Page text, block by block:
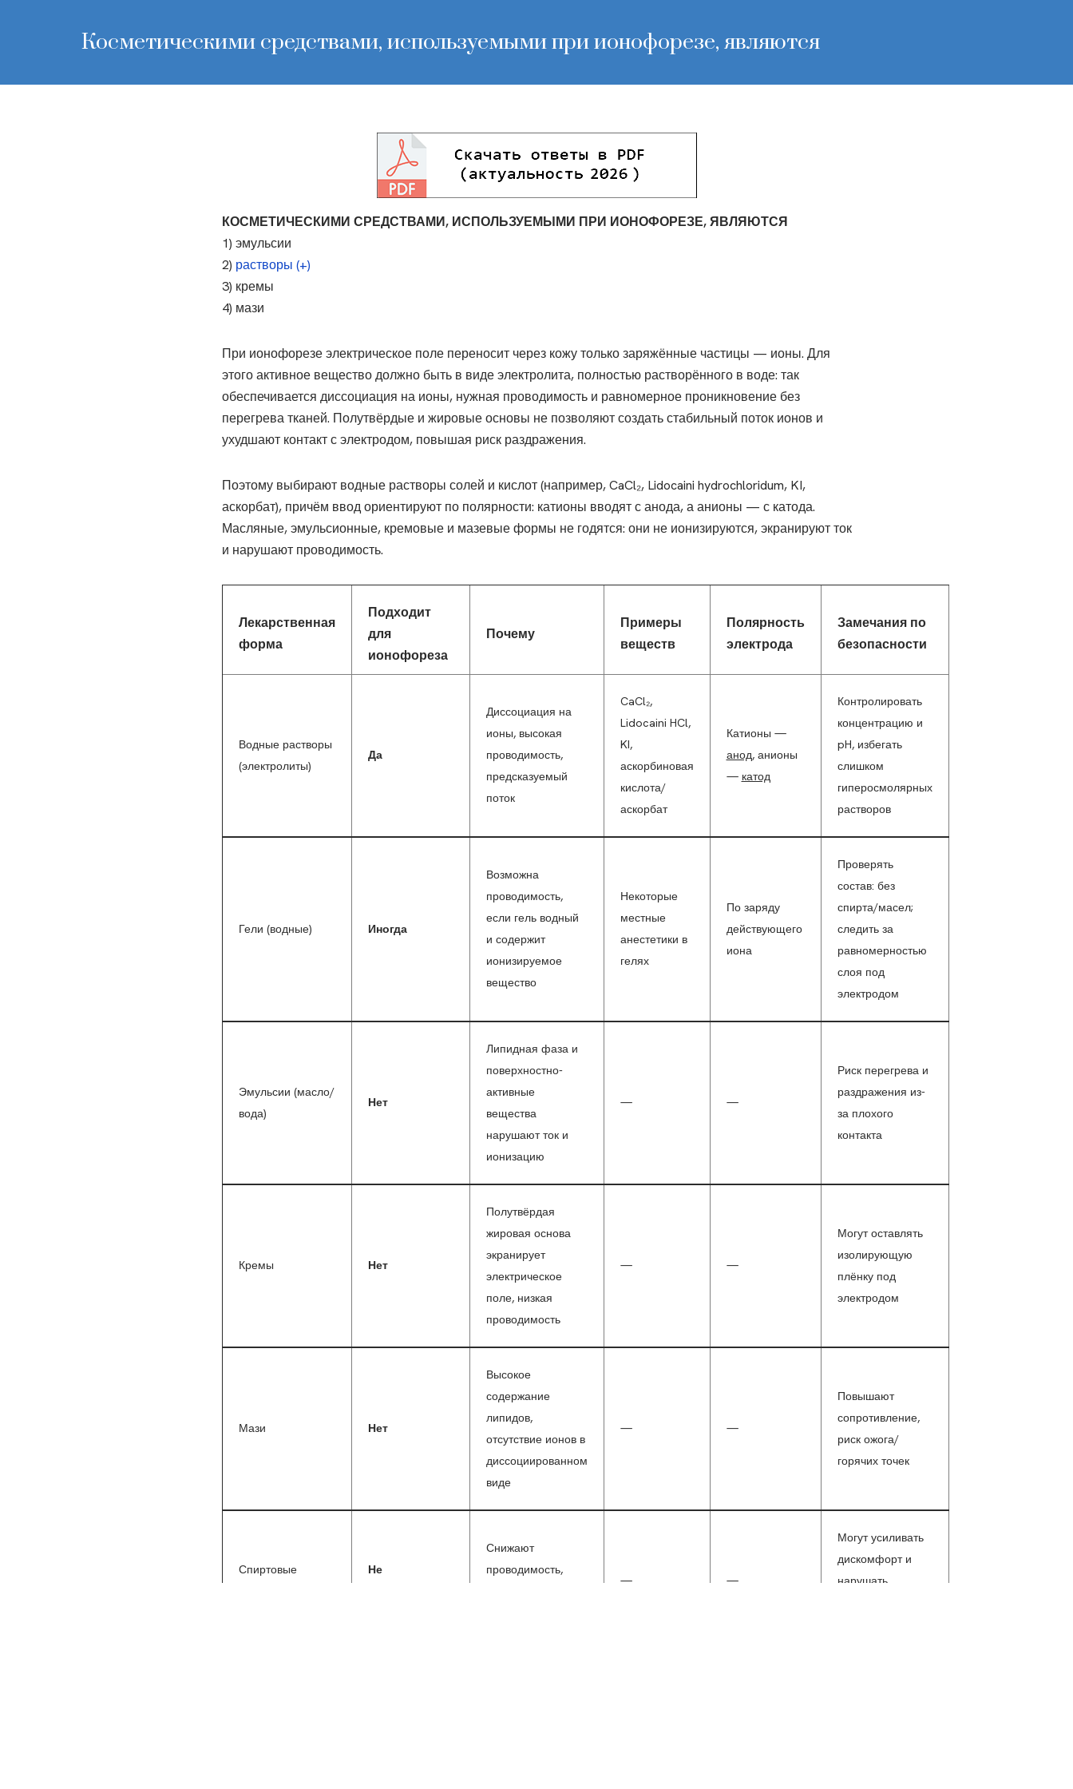
Косметическими средствами, используемыми при ионофорезе, являются
КОСМЕТИЧЕСКИМИ СРЕДСТВАМИ, ИСПОЛЬЗУЕМЫМИ ПРИ ИОНОФОРЕЗЕ, ЯВЛЯЮТСЯ
1) эмульсии
2) растворы (+)
3) кремы
4) мази
При ионофорезе электрическое поле переносит через кожу только заряжённые частицы — ионы. Для
этого активное вещество должно быть в виде электролита, полностью растворённого в воде: так
обеспечивается диссоциация на ионы, нужная проводимость и равномерное проникновение без
перегрева тканей. Полутвёрдые и жировые основы не позволяют создать стабильный поток ионов и
ухудшают контакт с электродом, повышая риск раздражения.
Поэтому выбирают водные растворы солей и кислот (например, CaCl₂, Lidocaini hydrochloridum, KI,
аскорбат), причём ввод ориентируют по полярности: катионы вводят с анода, а анионы — с катода.
Масляные, эмульсионные, кремовые и мазевые формы не годятся: они не ионизируются, экранируют ток
и нарушают проводимость.
Лекарственная
форма
Подходит
для
ионофореза
Почему
Примеры
веществ
Полярность
электрода
Замечания по
безопасности
Водные растворы
(электролиты)
Да
Диссоциация на
ионы, высокая
проводимость,
предсказуемый
поток
CaCl₂,
Lidocaini HCl,
KI,
аскорбиновая
кислота/
аскорбат
Катионы —
анод, анионы
— катод
Контролировать
концентрацию и
pH, избегать
слишком
гиперосмолярных
растворов
Гели (водные) Иногда
Возможна
проводимость,
если гель водный
и содержит
ионизируемое
вещество
Некоторые
местные
анестетики в
гелях
По заряду
действующего
иона
Проверять
состав: без
спирта/масел;
следить за
равномерностью
слоя под
электродом
Эмульсии (масло/
вода)
Нет
Липидная фаза и
поверхностно-
активные
вещества
нарушают ток и
ионизацию
— —
Риск перегрева и
раздражения из-
за плохого
контакта
Кремы Нет
Полутвёрдая
жировая основа
экранирует
электрическое
поле, низкая
проводимость
— —
Могут оставлять
изолирующую
плёнку под
электродом
Мази Нет
Высокое
содержание
липидов,
отсутствие ионов в
диссоциированном
виде
— —
Повышают
сопротивление,
риск ожога/
горячих точек
Спиртовые
Не
Снижают
проводимость,
— —
Могут усиливать
дискомфорт и
нарушать